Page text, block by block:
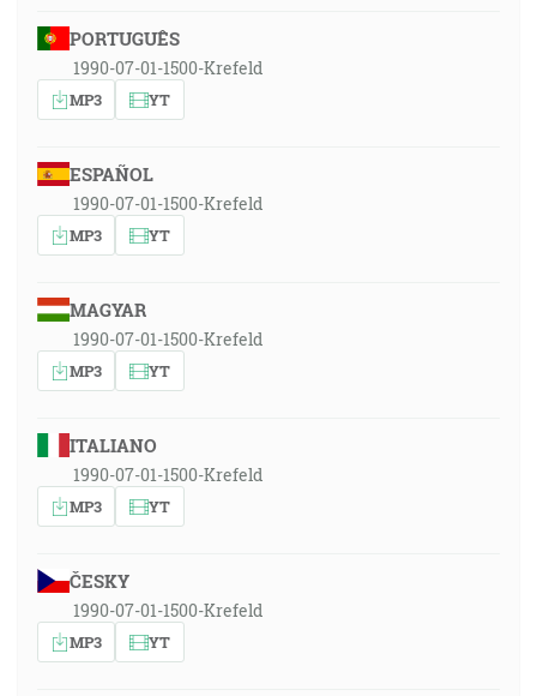
PORTUGUÊS
1990-07-01-1500-Krefeld
MP3 YT
ESPAÑOL
1990-07-01-1500-Krefeld
MP3 YT
MAGYAR
1990-07-01-1500-Krefeld
MP3 YT
ITALIANO
1990-07-01-1500-Krefeld
MP3 YT
ČESKY
1990-07-01-1500-Krefeld
MP3 YT